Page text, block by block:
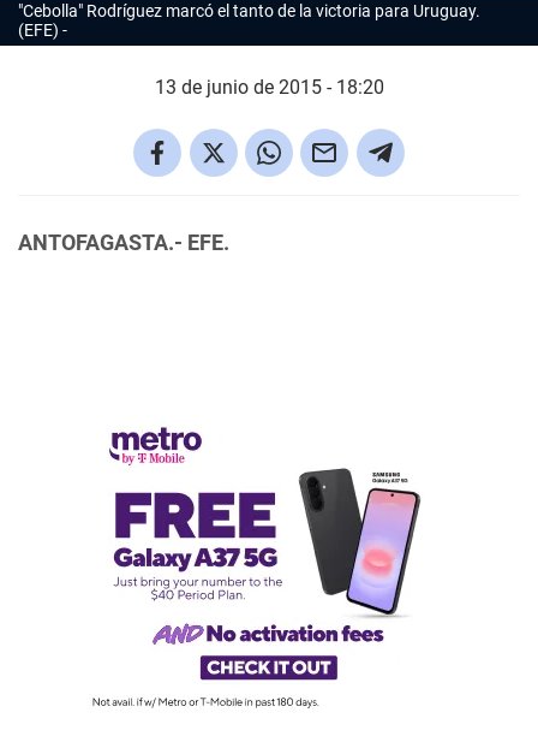
"Cebolla" Rodríguez marcó el tanto de la victoria para Uruguay.
(EFE)
13 de junio de 2015 - 18:20
ANTOFAGASTA.- EFE.